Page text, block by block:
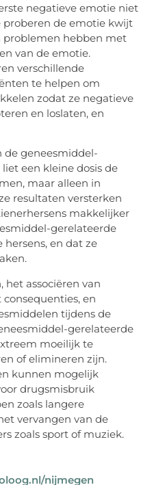
negatieve emotie niet
proberen de emotie kwijt
problemen hebben met
van de emotie.
verschillende
te helpen om
zodat ze negatieve
en loslaten, en
degeneesmiddel-
een kleine dosis de
maar alleen in
resultaten versterken
makkelijker
-gerelateerde
en dat ze
het associëren van
en
tijdens de
-gerelateerde
moeilijk te
of elimineren zijn.
kunnen mogelijk
drugsmisbruik
zoals langere
vervangen van de
zoals sport of muziek.
nijmegen